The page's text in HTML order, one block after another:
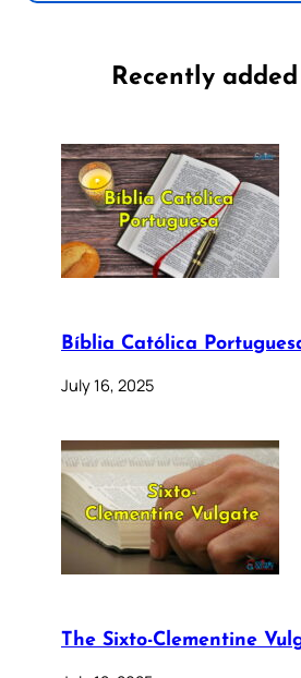
Recently
Bíblia Católica
July 16, 2025
The Sixto-Clementine